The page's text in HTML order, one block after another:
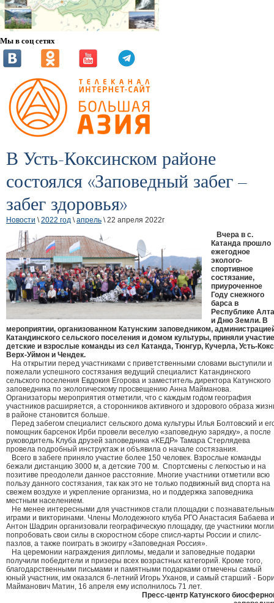
Мы в соц сетях
В Усть-Коксинском районе
состоялся «Заповедный забег –
забег здоровья»
Новости \2022 год \апрель \ 22 апреля 2022г
Вчера в с.
Катанда прошло
ежегодное
эколого-
спортивное
состязание,
приуроченное
Году снежного
барса в
Республике
и Дню Земли. В
мероприятии, организованном Катунским заповедником,
Катандинского сельского поселения и домом культуры, приняли участие
детские и взрослые команды из сел Катанда, Тюнгур, Кучерла, Усть-
Верх-Уймон и Чендек.
На открытии перед участниками с приветственными словами выступили и
пожелали успешного состязания ведущий специалист Катандинского
сельского поселения Евдокия Егорова и заместитель директора Катунского
заповедника по экологическому просвещению Анна Майманова.
Организаторы мероприятия отметили, что с каждым годом география
участников расширяется, а сторонников активного и здорового образа
в районе становится больше.
Перед забегом специалист сельского дома культуры Илья Болтовский и
помощник барсенок Ирби провели веселую «заповедную зарядку», а после
руководитель Клуба друзей заповедника «КЕДР» Тамара Стерлядева
провела подробный инструктаж и объявила о начале состязания.
Всего в забеге приняло участие более 150 человек. Взрослые команды
бежали дистанцию 3000 м, а детские 700 м. Спортсмены с легкостью и на
позитиве преодолели данное расстояние. Многие участники отметили всю
пользу данного состязания, так как это не только подвижный вид спорта на
свежем воздухе и укрепление организма, но и поддержка заповедника
местным населением.
Не менее интересными для участников стали площадки с
играми и викторинами. Члены Молодежного клуба РГО Анастасия Бабаева и
Антон Шадрин организовали географическую площадку, где участники могли
попробовать свои силы в скоростном сборе списл-карты России и спилс-
пазлов, а также поиграть в экоигру «Заповедная Россия».
На церемонии награждения дипломы, медали и заповедные подарки
получили победители и призеры всех возрастных категорий. Кроме того,
благодарственными письмами и памятными подарками отмечены самый
юный участник, им оказался 6-летний Игорь Уханов, и самый старший -
Майманович Матин, 16 апреля ему исполнилось 71 лет.
Пресс-центр Катунского